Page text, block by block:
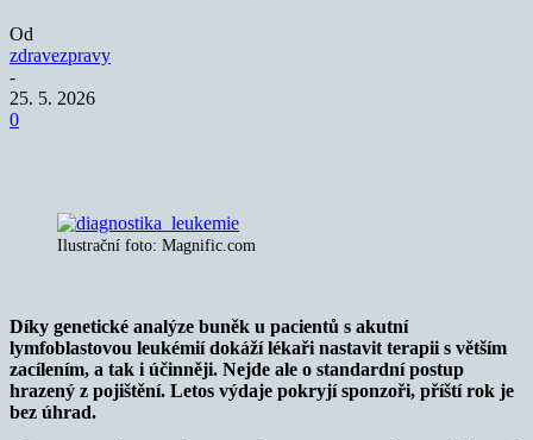
Od
zdravezpravy
-
25. 5. 2026
0
Ilustrační foto: Magnific.com
Díky genetické analýze buněk u pacientů s akutní
lymfoblastovou leukémií dokáží lékaři nastavit terapii s větším
zacílením, a tak i účinněji. Nejde ale o standardní postup
hrazený z pojištění. Letos výdaje pokryjí sponzoři, příští rok je
bez úhrad.